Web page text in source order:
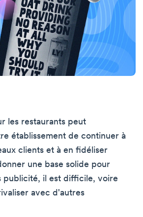
les restaurants peut
établissement de continuer à
clients et à en fidéliser
une base solide pour
publicité, il est difficile, voire
avec d'autres